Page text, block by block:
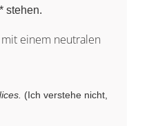
stehen.
mit einem neutralen
(Ich verstehe nicht,